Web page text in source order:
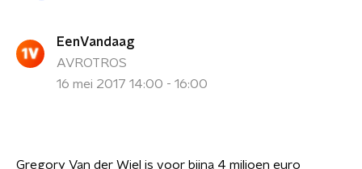
EenVandaag
AVROTROS
16 mei 2017 14:00 - 16:00
Gregory Van der Wiel is voor bijna 4 miljoen euro